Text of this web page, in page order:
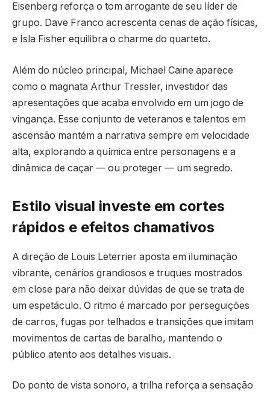
Eisenberg reforça o tom arrogante de seu líder de
grupo. Dave Franco acrescenta cenas de ação físicas,
e Isla Fisher equilibra o charme do quarteto.
Além do núcleo principal, Michael Caine aparece
como o magnata Arthur Tressler, investidor das
apresentações que acaba envolvido em um jogo de
vingança. Esse conjunto de veteranos e talentos em
ascensão mantém a narrativa sempre em velocidade
alta, explorando a química entre personagens e a
dinâmica de caçar — ou proteger — um segredo.
Estilo visual investe em cortes
rápidos e efeitos chamativos
A direção de Louis Leterrier aposta em iluminação
vibrante, cenários grandiosos e truques mostrados
em close para não deixar dúvidas de que se trata de
um espetáculo. O ritmo é marcado por perseguições
de carros, fugas por telhados e transições que imitam
movimentos de cartas de baralho, mantendo o
público atento aos detalhes visuais.
Do ponto de vista sonoro, a trilha reforça a sensação